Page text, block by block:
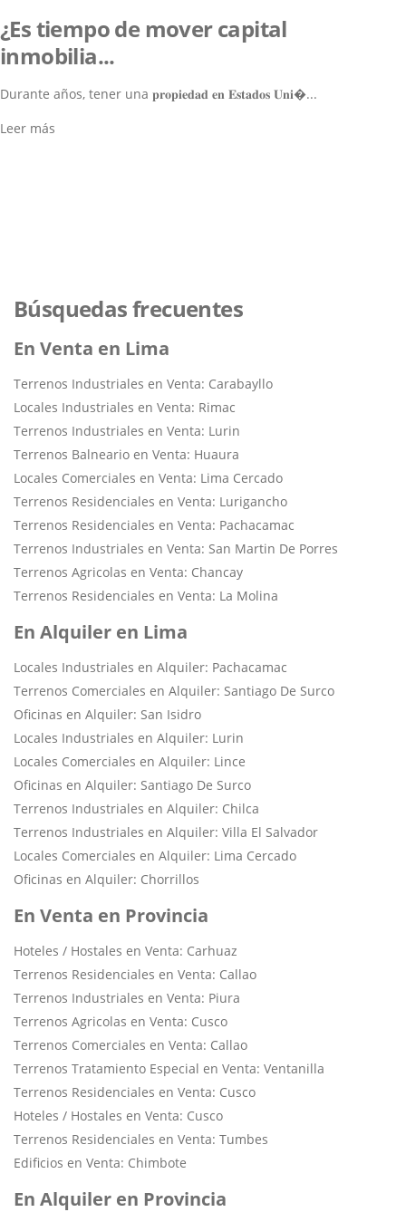
¿Es tiempo de mover capital
inmobilia...
Durante años, tener una 𝐩𝐫𝐨𝐩𝐢𝐞𝐝𝐚𝐝 𝐞𝐧 𝐄𝐬𝐭𝐚𝐝𝐨𝐬 𝐔𝐧𝐢�...
Leer más
Búsquedas frecuentes
En Venta en Lima
Terrenos Industriales en Venta: Carabayllo
Locales Industriales en Venta: Rimac
Terrenos Industriales en Venta: Lurin
Terrenos Balneario en Venta: Huaura
Locales Comerciales en Venta: Lima Cercado
Terrenos Residenciales en Venta: Lurigancho
Terrenos Residenciales en Venta: Pachacamac
Terrenos Industriales en Venta: San Martin De Porres
Terrenos Agricolas en Venta: Chancay
Terrenos Residenciales en Venta: La Molina
En Alquiler en Lima
Locales Industriales en Alquiler: Pachacamac
Terrenos Comerciales en Alquiler: Santiago De Surco
Oficinas en Alquiler: San Isidro
Locales Industriales en Alquiler: Lurin
Locales Comerciales en Alquiler: Lince
Oficinas en Alquiler: Santiago De Surco
Terrenos Industriales en Alquiler: Chilca
Terrenos Industriales en Alquiler: Villa El Salvador
Locales Comerciales en Alquiler: Lima Cercado
Oficinas en Alquiler: Chorrillos
En Venta en Provincia
Hoteles / Hostales en Venta: Carhuaz
Terrenos Residenciales en Venta: Callao
Terrenos Industriales en Venta: Piura
Terrenos Agricolas en Venta: Cusco
Terrenos Comerciales en Venta: Callao
Terrenos Tratamiento Especial en Venta: Ventanilla
Terrenos Residenciales en Venta: Cusco
Hoteles / Hostales en Venta: Cusco
Terrenos Residenciales en Venta: Tumbes
Edificios en Venta: Chimbote
En Alquiler en Provincia